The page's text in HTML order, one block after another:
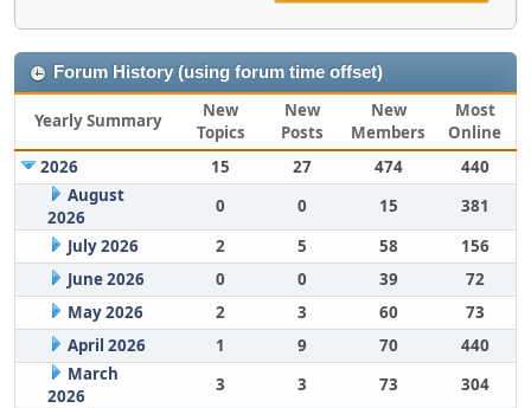
Forum History (using forum time offset)
Yearly Summary
New
Topics
New
Posts
New
Members
Most
Online
2026
15 27 474
440
August
2026
0 0 15
381
July 2026
2 5 58
156
June 2026
0 0 39
72
May 2026
2 3 60
73
April 2026
1 9 70
440
March
2026
3 3 73
304